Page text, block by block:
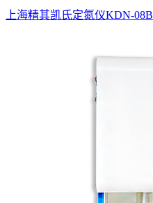
上海精其凯氏定氮仪KDN-08B